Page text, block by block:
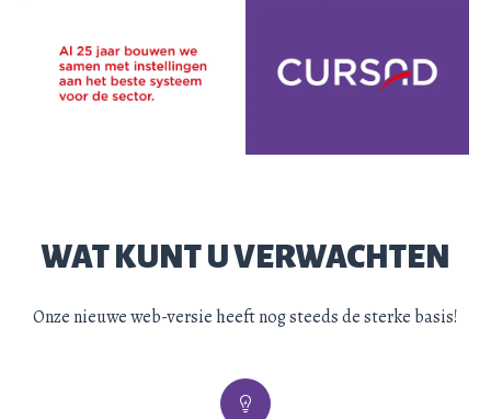
WAT KUNT U VERWACHTEN
Onze nieuwe web-versie heeft nog steeds de sterke basis!